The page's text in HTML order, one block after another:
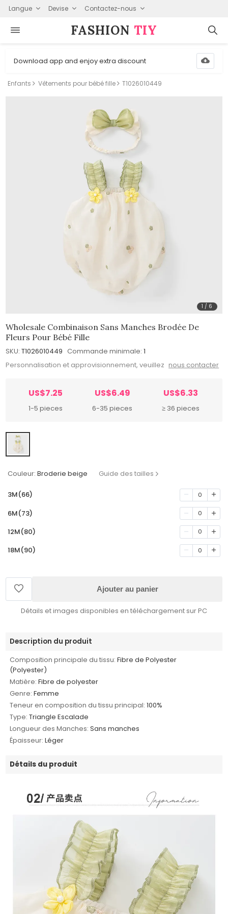
Langue Devise Contactez-nous
FASHION⁠ TIY
Download app and enjoy extra discount
Enfants Vêtements pour bébé fille T1026010449
1 / 6
Wholesale Combinaison Sans Manches Brodée De
Fleurs Pour Bébé Fille
SKU: T1026010449 Commande minimale: 1
Personnalisation et approvisionnement, veuillez nous contacter
US$7.25
1-5 pieces
US$6.49
6-35 pieces
US$6.33
≥ 36 pieces
Couleur: Broderie beige Guide des tailles
3M(66) 0
6M(73) 0
12M(80) 0
18M(90) 0
Ajouter au panier
Détails et images disponibles en téléchargement sur PC
Description du produit
Composition principale du tissu: Fibre de Polyester
(Polyester)
Matière: Fibre de polyester
Genre: Femme
Teneur en composition du tissu principal: 100%
Type: Triangle Escalade
Longueur des Manches: Sans manches
Épaisseur: Léger
Détails du produit